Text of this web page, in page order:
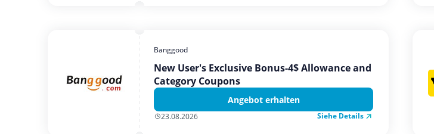
Banggood
New User's Exclusive Bonus-4$ Allowance and
Category Coupons
Angebot erhalten
23.08.2026 Siehe Details